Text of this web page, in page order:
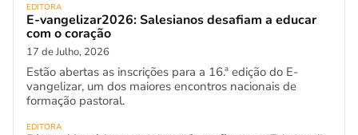
EDITORA
E-vangelizar2026: Salesianos desafiam a educar
com o coração
17 de Julho, 2026
Estão abertas as inscrições para a 16.ª edição do E-
vangelizar, um dos maiores encontros nacionais de
formação pastoral.
EDITORA